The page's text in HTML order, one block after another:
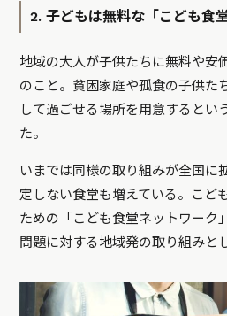
2. 子どもは無料な「こども食堂
地域の大人が子供たちに無料や安
のこと。貧困家庭や孤食の子供た
して過ごせる場所を用意するとい
た。
いまでは同様の取り組みが全国に
定しない食堂も増えている。こど
ための「こども食堂ネットワーク
問題に対する地域発の取り組みと